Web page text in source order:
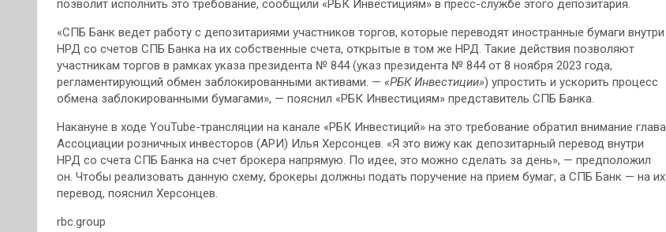
позволит исполнить это требование, сообщили «РБК Инвестициям» в пресс-службе этого депозитария.
«СПБ Банк ведет работу с депозитариями участников торгов, которые переводят иностранные бумаги внутри
НРД со счетов СПБ Банка на их собственные счета, открытые в том же НРД. Такие действия позволяют
участникам торгов в рамках указа президента № 844 (указ президента № 844 от 8 ноября 2023 года,
регламентирующий обмен заблокированными активами. — «РБК Инвестиции») упростить и ускорить процесс
обмена заблокированными бумагами», — пояснил «РБК Инвестициям» представитель СПБ Банка.
Накануне в ходе YouTube-трансляции на канале «РБК Инвестиций» на это требование обратил внимание глава
Ассоциации розничных инвесторов (АРИ) Илья Херсонцев. «Я это вижу как депозитарный перевод внутри
НРД со счета СПБ Банка на счет брокера напрямую. По идее, это можно сделать за день», — предположил
он. Чтобы реализовать данную схему, брокеры должны подать поручение на прием бумаг, а СПБ Банк — на их
перевод, пояснил Херсонцев.
rbc.group